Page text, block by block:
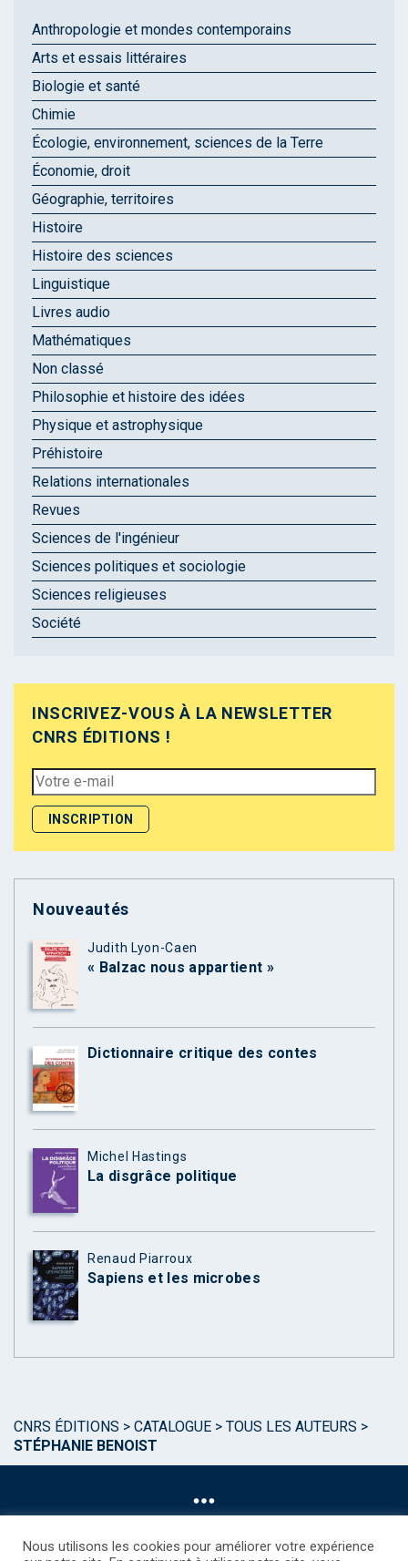
Anthropologie et mondes contemporains
Arts et essais littéraires
Biologie et santé
Chimie
Écologie, environnement, sciences de la Terre
Économie, droit
Géographie, territoires
Histoire
Histoire des sciences
Linguistique
Livres audio
Mathématiques
Non classé
Philosophie et histoire des idées
Physique et astrophysique
Préhistoire
Relations internationales
Revues
Sciences de l'ingénieur
Sciences politiques et sociologie
Sciences religieuses
Société
INSCRIVEZ-VOUS À LA NEWSLETTER
CNRS ÉDITIONS !
Nouveautés
Judith Lyon-Caen
« Balzac nous appartient »
Dictionnaire critique des contes
Michel Hastings
La disgrâce politique
Renaud Piarroux
Sapiens et les microbes
CNRS ÉDITIONS > CATALOGUE > TOUS LES AUTEURS >
STÉPHANIE BENOIST
Nous utilisons les cookies pour améliorer votre expérience